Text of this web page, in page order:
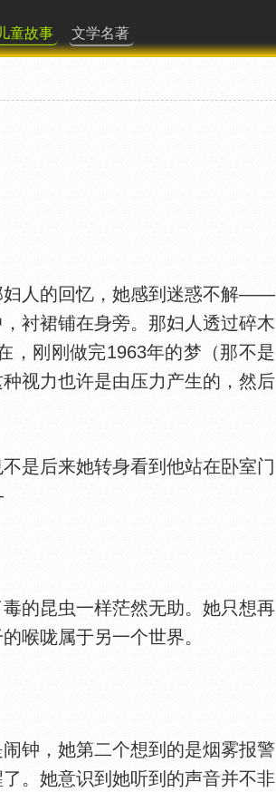
儿童故事 文学名著
妇人的回忆，她感到迷惑不解——
衬裙铺在身旁。那妇人透过碎木
，刚刚做完1963年的梦（那不是
视力也许是由压力产生的，然后
后来她转身看到他站在卧室门
的昆虫一样茫然无助。她只想再
咙属于另一个世界。
钟，她第二个想到的是烟雾报警
。她意识到她听到的声音并不非